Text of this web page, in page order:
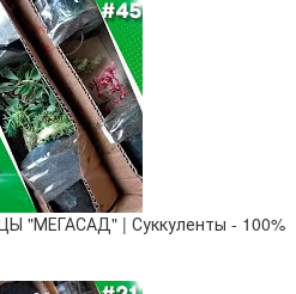
| Суккуленты - 100%